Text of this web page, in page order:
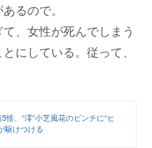
るので。
、女性が死んでしまう
にしている。従って、
怪、“澪”小芝風花のピンチに“ヒ
駆けつける